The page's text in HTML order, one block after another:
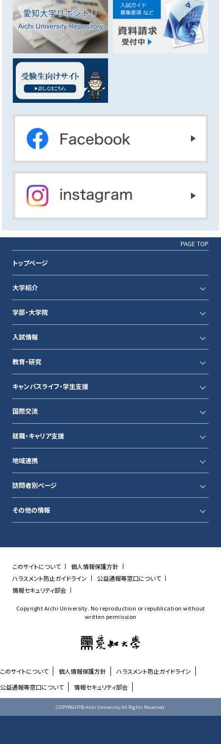
PAGE TOP
トップページ
大学紹介
学部・大学院
入試情報
教育・研究
キャンパスライフ・学生支援
国際交流
就職・キャリア支援
地域連携
訪問者別ページ
その他の情報
このサイトについて
個人情報保護方針
ハラスメント防止ガイドライン
公益通報等窓口について
情報セキュリティ部会
Copyright Aichi University. No reproduction or republication without
written permission
このサイトについて 個人情報保護方針
ハラスメント防止ガイドライン
公益通報等窓口について
情報セキュリティ部会
COPYRIGHT© Aichi University All Rights Reserved.